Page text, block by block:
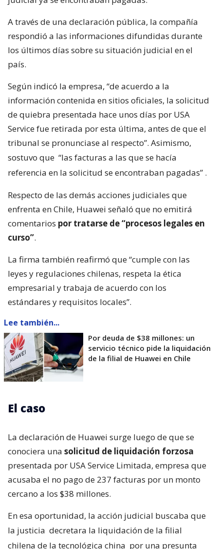
A través de una declaración pública, la compañía
respondió a las informaciones difundidas durante
los últimos días sobre su situación judicial en el
país.
Según indicó la empresa, “de acuerdo a la
información contenida en sitios oficiales, la solicitud
de quiebra presentada hace unos días por USA
Service fue retirada por esta última, antes de que el
tribunal se pronunciase al respecto”. Asimismo,
sostuvo que “las facturas a las que se hacía
referencia en la solicitud se encontraban pagadas” .
Respecto de las demás acciones judiciales que
enfrenta en Chile, Huawei señaló que no emitirá
comentarios por tratarse de “procesos legales en
curso”.
La firma también reafirmó que “cumple con las
leyes y regulaciones chilenas, respeta la ética
empresarial y trabaja de acuerdo con los
estándares y requisitos locales”.
Lee también...
Por deuda de $38 millones: un
servicio técnico pide la liquidación
de la filial de Huawei en Chile
El caso
La declaración de Huawei surge luego de que se
conociera una solicitud de liquidación forzosa
presentada por USA Service Limitada, empresa que
acusaba el no pago de 237 facturas por un monto
cercano a los $38 millones.
En esa oportunidad, la acción judicial buscaba que
la justicia decretara la liquidación de la filial
chilena de la tecnológica china por una presunta